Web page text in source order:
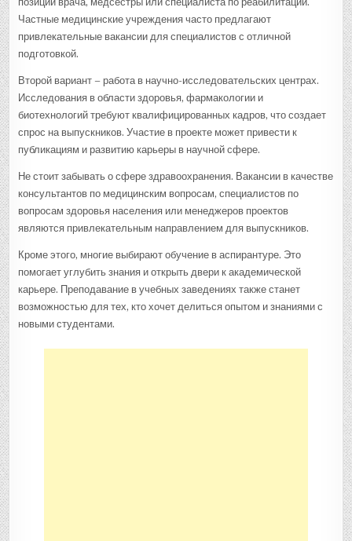
Частные медицинские учреждения часто предлагают
привлекательные вакансии для специалистов с отличной
подготовкой.
Второй вариант – работа в научно-исследовательских центрах.
Исследования в области здоровья, фармакологии и
биотехнологий требуют квалифицированных кадров, что создает
спрос на выпускников. Участие в проекте может привести к
публикациям и развитию карьеры в научной сфере.
Не стоит забывать о сфере здравоохранения. Вакансии в качестве
консультантов по медицинским вопросам, специалистов по
вопросам здоровья населения или менеджеров проектов
являются привлекательным направлением для выпускников.
Кроме этого, многие выбирают обучение в аспирантуре. Это
помогает углубить знания и открыть двери к академической
карьере. Преподавание в учебных заведениях также станет
возможностью для тех, кто хочет делиться опытом и знаниями с
новыми студентами.